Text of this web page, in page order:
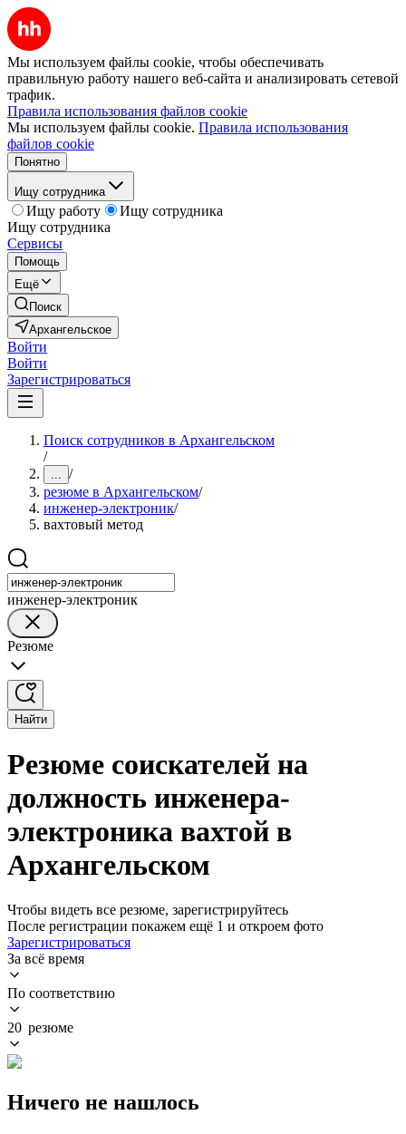
Мы используем файлы cookie, чтобы обеспечивать
правильную работу нашего веб-сайта и анализировать сетевой
трафик.
Правила использования файлов cookie
Мы используем файлы cookie. Правила использования
файлов cookie
Понятно
Ищу сотрудника
Ищу работу
Ищу сотрудника
Ищу сотрудника
Сервисы
Помощь
Ещё
Поиск
Архангельское
Войти
Войти
Зарегистрироваться
Поиск сотрудников в Архангельском
/
... /
резюме в Архангельском/
инженер-электроник/
вахтовый метод
инженер-электроник
Резюме
Найти
Резюме соискателей на
должность инженера-
электроника вахтой в
Архангельском
Чтобы видеть все резюме, зарегистрируйтесь
После регистрации покажем ещё 1 и откроем фото
Зарегистрироваться
За всё время
По соответствию
20 резюме
Ничего не нашлось